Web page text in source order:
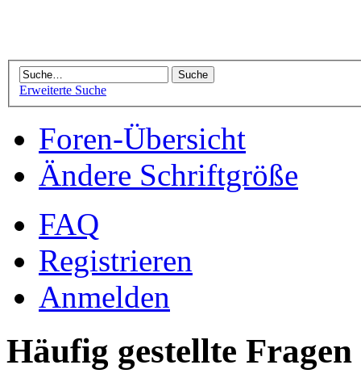
Erweiterte Suche
Foren-Übersicht
Ändere Schriftgröße
FAQ
Registrieren
Anmelden
Häufig gestellte Fragen